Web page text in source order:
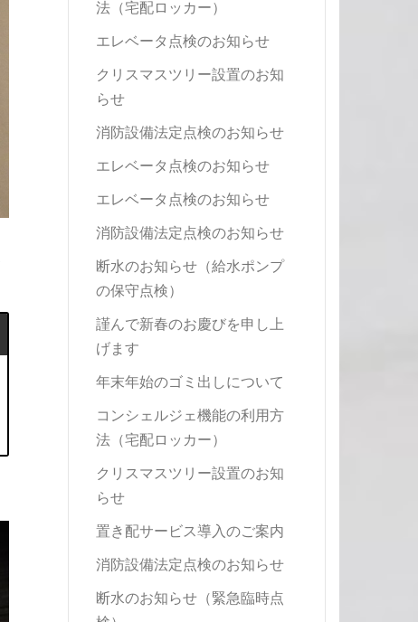
法（宅配ロッカー）
エレベータ点検のお知らせ
クリスマスツリー設置のお知
らせ
消防設備法定点検のお知らせ
エレベータ点検のお知らせ
エレベータ点検のお知らせ
消防設備法定点検のお知らせ
断水のお知らせ（給水ポンプ
の保守点検）
謹んで新春のお慶びを申し上
げます
年末年始のゴミ出しについて
コンシェルジェ機能の利用方
法（宅配ロッカー）
クリスマスツリー設置のお知
らせ
置き配サービス導入のご案内
消防設備法定点検のお知らせ
断水のお知らせ（緊急臨時点